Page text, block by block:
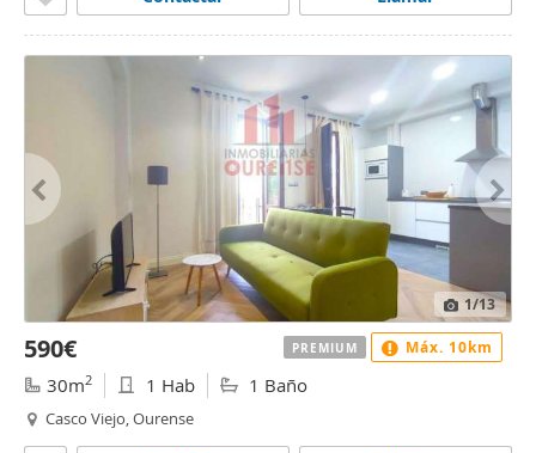
1/13
590€
30m2 1 Hab 1 Baño
Casco Viejo, Ourense
PREMIUM Máx. 10km